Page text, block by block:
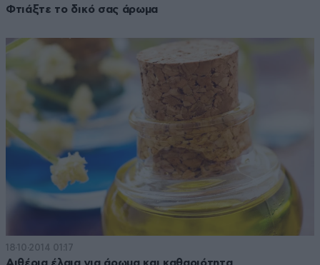
Φτιάξτε το δικό σας άρωμα
18·10·2014 01:17